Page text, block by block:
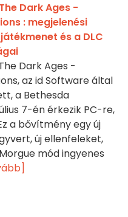
Dark Ages -
: megjelenési
és a DLC
Dark Ages -
az id Software által
a Bethesda
7-én érkezik PC-re,
a bővítmény egy új
új ellenfeleket,
mód ingyenes